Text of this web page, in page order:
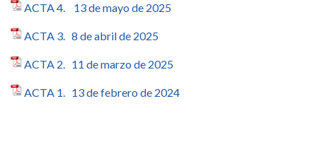
ACTA 4. 13 de mayo de 2025
ACTA 3. 8 de abril de 2025
ACTA 2. 11 de marzo de 2025
ACTA 1. 13 de febrero de 2024